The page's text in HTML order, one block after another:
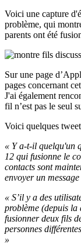
Voici une capture
problème, qui
parents ont été
Sur une page
pages concernant
J'ai également
fil n’est pas le seul
Voici quelques
« Y a-t-il quelqu'un
12 qui fusionne le
contacts sont
envoyer un
« S’il y a des
problème (depuis la
fusionner deux fils
personnes
»